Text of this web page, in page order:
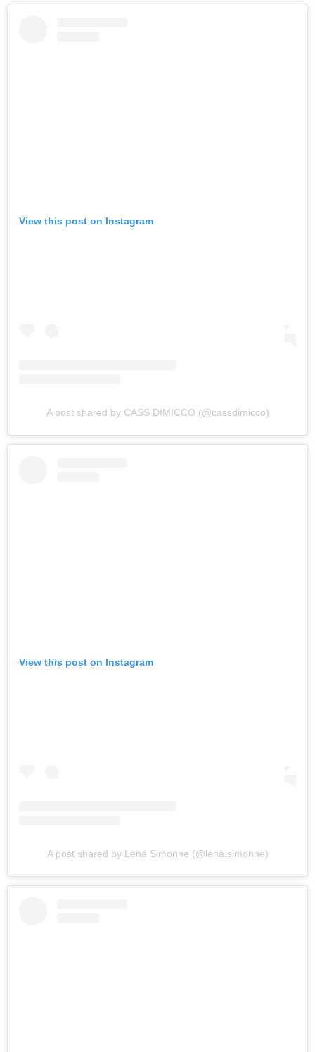
View this post on Instagram
A post shared by CASS DIMICCO (@cassdimicco)
View this post on Instagram
A post shared by Lena Simonne (@lena.simonne)